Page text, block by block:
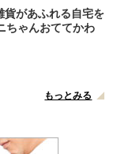
があふれる自宅を
ちゃんおててかわ
もっとみる